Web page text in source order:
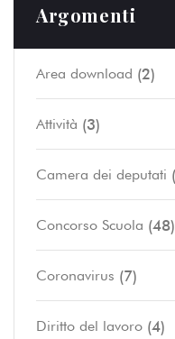
Argomenti
Area download (2)
Attività (3)
Camera dei deputati
Concorso Scuola (48)
Coronavirus (7)
Diritto del lavoro (4)